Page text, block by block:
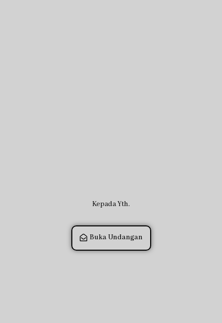
Kepada Yth.
Buka Undangan